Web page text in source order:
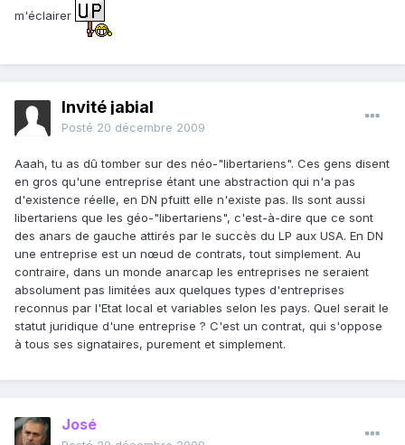
m'éclairer
Invité jabial
Posté 20 décembre 2009
Aaah, tu as dû tomber sur des néo-"libertariens". Ces gens disent
en gros qu'une entreprise étant une abstraction qui n'a pas
d'existence réelle, en DN pfuitt elle n'existe pas. Ils sont aussi
libertariens que les géo-"libertariens", c'est-à-dire que ce sont
des anars de gauche attirés par le succès du LP aux USA. En DN
une entreprise est un nœud de contrats, tout simplement. Au
contraire, dans un monde anarcap les entreprises ne seraient
absolument pas limitées aux quelques types d'entreprises
reconnus par l'Etat local et variables selon les pays. Quel serait le
statut juridique d'une entreprise ? C'est un contrat, qui s'oppose
à tous ses signataires, purement et simplement.
José